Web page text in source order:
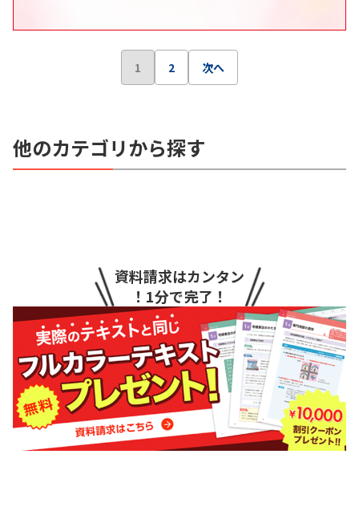
1 2 次へ
他のカテゴリから探す
資料請求はカンタン
！1分で完了！